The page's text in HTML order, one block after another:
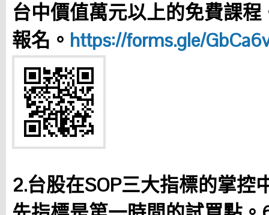
台中價值萬元以上的免費課程
報名。 https://forms.gle/
2.台股在SOP三大指標的掌控